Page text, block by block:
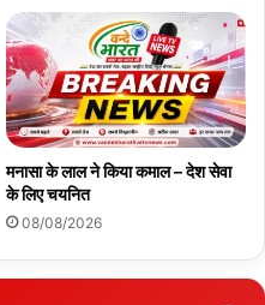
मनासा के लाल ने किया कमाल – देश सेवा
के लिए चयनित
08/08/2026